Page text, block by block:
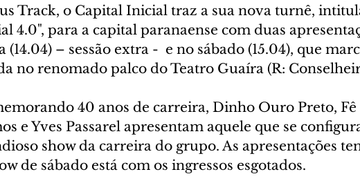
Track, o Capital Inicial traz a sua nova turnê,
4.0", para a capital paranaense com duas
(14.04) – sessão extra -  e no sábado (15.04), que
no renomado palco do Teatro Guaíra (R:
40 anos de carreira, Dinho Ouro Preto,
e Yves Passarel apresentam aquele que se
show da carreira do grupo. As apresentações
de sábado está com os ingressos esgotados.